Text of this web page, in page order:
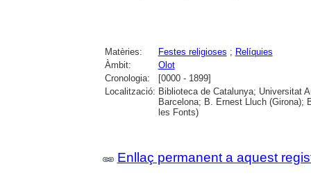
Matèries: Festes religioses ; Relíquies
Àmbit:
Olot
Cronologia:
[0000 - 1899]
Localització: Biblioteca de Catalunya; Universitat
Barcelona; B. Ernest Lluch (Girona);
les Fonts)
Enllaç permanent a aquest